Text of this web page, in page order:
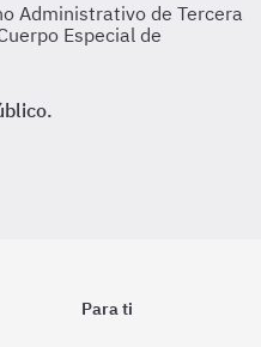
Administrativo de Tercera
Especial de
Para ti